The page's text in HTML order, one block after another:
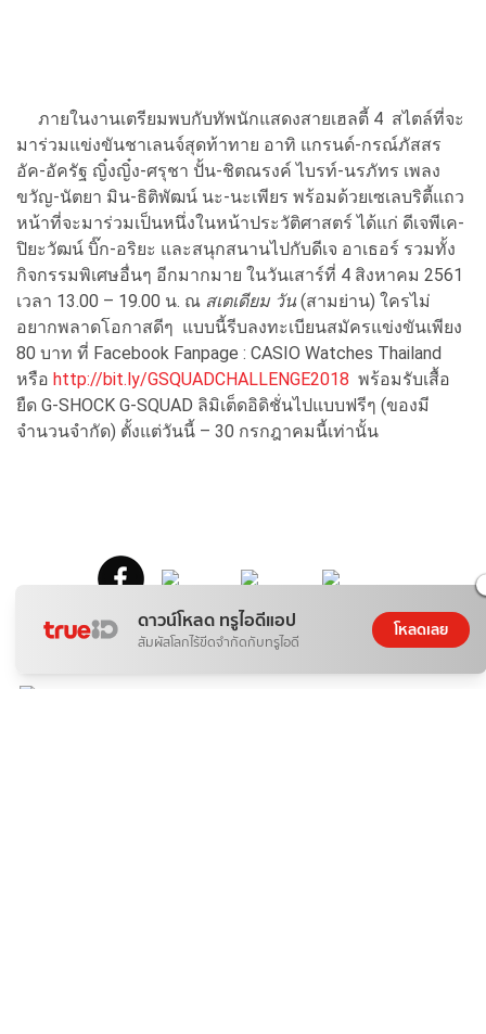
ภายในงานเตรียมพบกับทัพนักแสดงสายเฮลตี้ 4 สไตล์ที่จะ
มาร่วมแข่งขันชาเลนจ์สุดท้าทาย อาทิ แกรนด์-กรณ์ภัสสร
อัค-อัครัฐ ญิ๋งญิ๋ง-ศรุชา ปั้น-ชิตณรงค์ ไบรท์-นรภัทร เพลง
ขวัญ-นัตยา มิน-ธิติพัฒน์ นะ-นะเพียร พร้อมด้วยเซเลบริตี้แถว
หน้าที่จะมาร่วมเป็นหนึ่งในหน้าประวัติศาสตร์ ได้แก่ ดีเจพีเค-
ปิยะวัฒน์ บิ๊ก-อริยะ และสนุกสนานไปกับดีเจ อาเธอร์ รวมทั้ง
กิจกรรมพิเศษอื่นๆ อีกมากมาย ในวันเสาร์ที่ 4 สิงหาคม 2561
เวลา 13.00 – 19.00 น. ณ สเตเดียม วัน (สามย่าน) ใครไม่
อยากพลาดโอกาสดีๆ แบบนี้รีบลงทะเบียนสมัครแข่งขันเพียง
80 บาท ที่ Facebook Fanpage : CASIO Watches Thailand
หรือ http://bit.ly/GSQUADCHALLENGE2018 พร้อมรับเสื้อ
ยืด G-SHOCK G-SQUAD ลิมิเต็ดอิดิชั่นไปแบบฟรีๆ (ของมี
จำนวนจำกัด) ตั้งแต่วันนี้ – 30 กรกฎาคมนี้เท่านั้น
FACEBOOK LINE TWITTER EMAIL
ดาวน์โหลด ทรูไอดีแอป
สัมผัสโลกไร้ขีดจำกัดกับทรูไอดี
โหลดเลย